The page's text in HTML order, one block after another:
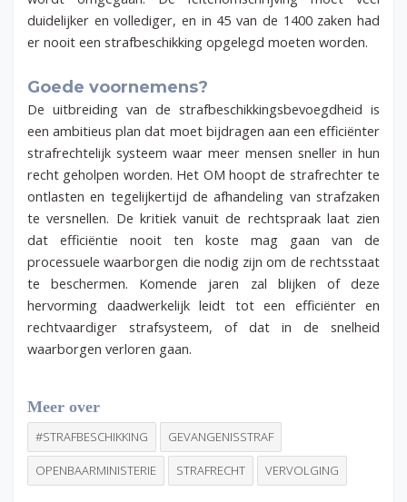
duidelijker en vollediger, en in 45 van de 1400 zaken had
er nooit een strafbeschikking opgelegd moeten worden.
Goede voornemens?
De uitbreiding van de strafbeschikkingsbevoegdheid is
een ambitieus plan dat moet bijdragen aan een efficiënter
strafrechtelijk systeem waar meer mensen sneller in hun
recht geholpen worden. Het OM hoopt de strafrechter te
ontlasten en tegelijkertijd de afhandeling van strafzaken
te versnellen. De kritiek vanuit de rechtspraak laat zien
dat efficiëntie nooit ten koste mag gaan van de
processuele waarborgen die nodig zijn om de rechtsstaat
te beschermen. Komende jaren zal blijken of deze
hervorming daadwerkelijk leidt tot een efficiënter en
rechtvaardiger strafsysteem, of dat in de snelheid
waarborgen verloren gaan.
Meer over
#STRAFBESCHIKKING GEVANGENISSTRAF
OPENBAARMINISTERIE STRAFRECHT VERVOLGING